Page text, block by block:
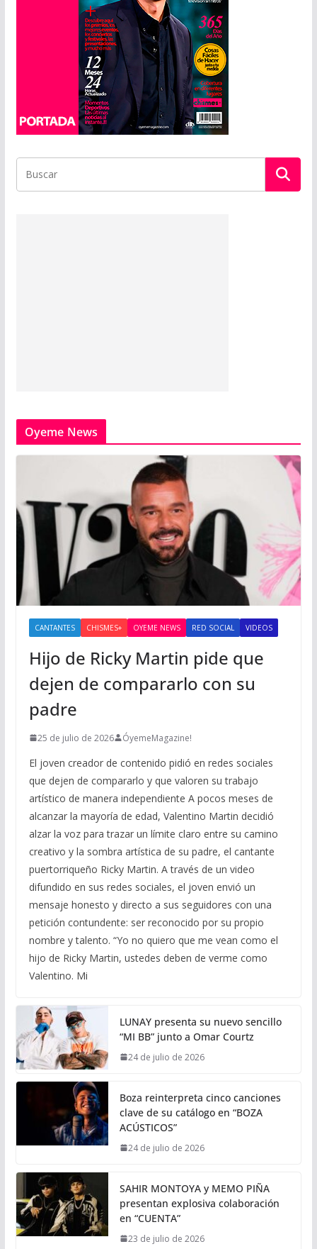
Oyeme News
CANTANTES CHISMES+ OYEME NEWS RED SOCIAL VIDEOS
Hijo de Ricky Martin pide que
dejen de compararlo con su
padre
25 de julio de 2026 ÓyemeMagazine!
El joven creador de contenido pidió en redes sociales
que dejen de compararlo y que valoren su trabajo
artístico de manera independiente A pocos meses de
alcanzar la mayoría de edad, Valentino Martin decidió
alzar la voz para trazar un límite claro entre su camino
creativo y la sombra artística de su padre, el cantante
puertorriqueño Ricky Martin. A través de un video
difundido en sus redes sociales, el joven envió un
mensaje honesto y directo a sus seguidores con una
petición contundente: ser reconocido por su propio
nombre y talento. “Yo no quiero que me vean como el
hijo de Ricky Martin, ustedes deben de verme como
Valentino. Mi
LUNAY presenta su nuevo sencillo
“MI BB” junto a Omar Courtz
24 de julio de 2026
Boza reinterpreta cinco canciones
clave de su catálogo en “BOZA
ACÚSTICOS”
24 de julio de 2026
SAHIR MONTOYA y MEMO PIÑA
presentan explosiva colaboración
en “CUENTA”
23 de julio de 2026